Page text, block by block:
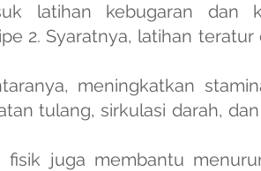
latihan kebugaran dan
2. Syaratnya, latihan
meningkatkan
tulang, sirkulasi darah,
fisik juga membantu